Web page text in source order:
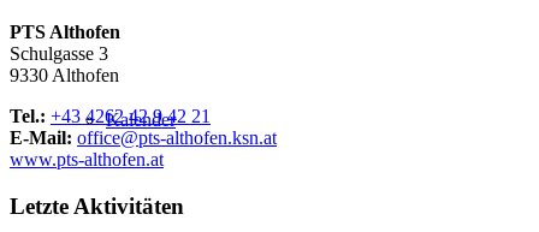
Kalender
PTS Althofen
Schulgasse 3
9330 Althofen
Tel.: +43 4262 42 9 42 21
E-Mail: office@pts-althofen.ksn.at
www.pts-althofen.at
Letzte Aktivitäten